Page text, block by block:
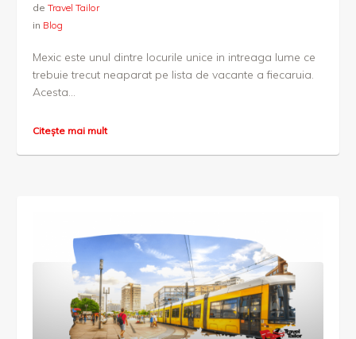
de Travel Tailor
in Blog
Mexic este unul dintre locurile unice in intreaga lume ce
trebuie trecut neaparat pe lista de vacante a fiecaruia.
Acesta...
Citește mai mult